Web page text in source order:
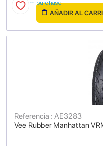
from purchase
AÑADIR AL
Vee Rubber Manhattan
Referencia : AE3283